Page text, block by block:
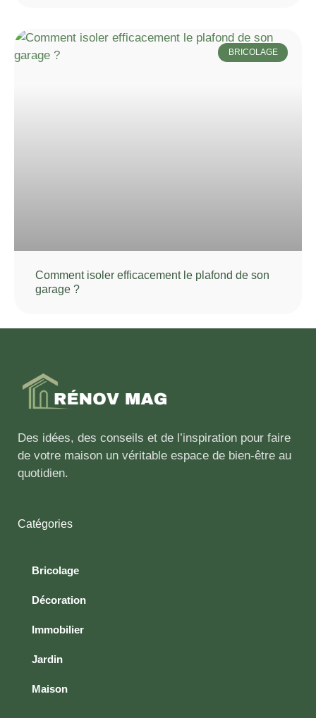
BRICOLAGE
Comment isoler efficacement le plafond de son
garage ?
Des idées, des conseils et de l’inspiration pour faire
de votre maison un véritable espace de bien-être au
quotidien.
Catégories
Bricolage
Décoration
Immobilier
Jardin
Maison